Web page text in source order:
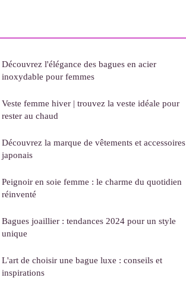
Découvrez l'élégance des bagues en acier
inoxydable pour femmes
Veste femme hiver | trouvez la veste idéale pour
rester au chaud
Découvrez la marque de vêtements et accessoires
japonais
Peignoir en soie femme : le charme du quotidien
réinventé
Bagues joaillier : tendances 2024 pour un style
unique
L'art de choisir une bague luxe : conseils et
inspirations